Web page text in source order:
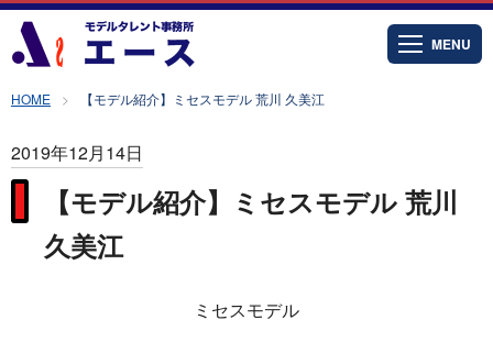
MENU
HOME 【モデル紹介】ミセスモデル 荒川 久美江
2019年12月14日
【モデル紹介】ミセスモデル 荒川
久美江
ミセスモデル